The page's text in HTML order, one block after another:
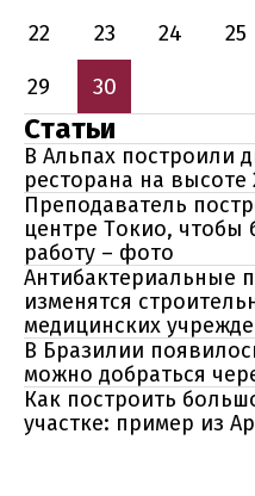
22
23 24 25
29
30
Статьи
В Альпах построили
ресторана на
Преподаватель
центре Токио, чтобы
работу – фото
Антибактериальные
изменятся
медицинских
В Бразилии
можно добраться
Как построить
участке: пример из